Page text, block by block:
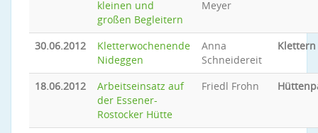
kleinen und
großen Begleitern
Meyer
30.06.2012
Kletterwochenende
Nideggen
Anna
Schneidereit
Klettern
18.06.2012
Arbeitseinsatz auf
der Essener-
Rostocker Hütte
Friedl Frohn